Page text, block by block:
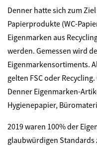
Denner hatte sich zum
Papierprodukte (WC-
Eigenmarken aus
werden. Gemessen wird
Eigenmarkensortiments.
gelten FSC oder
Denner Eigenmarken-
Hygienepapier,
2019 waren 100% der
glaubwürdigen